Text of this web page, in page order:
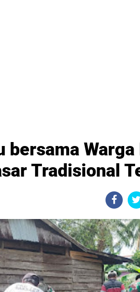
Warga
Tradisional